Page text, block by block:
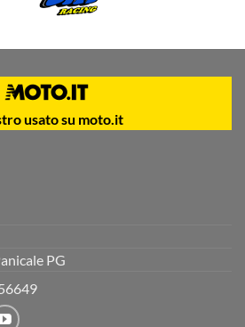
usato su moto.it
PG